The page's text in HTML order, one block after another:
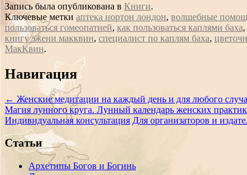
Запись была опубликована в Книги.
Ключевые метки аптека нортон лондон, волшебные
пользоваться гомеопатией, как пользоваться каплями баха,
книгу эжени макквин, специалист по каплям баха,
МакКвин.
Сообщение
навигации
Навигация
← Женские медитации на каждый день и для любого
Магия лунного круга. Лунный календарь женских практик
Индивидуальная консультация Для организаторов и
Статьи
Архетипы Богов и Богинь